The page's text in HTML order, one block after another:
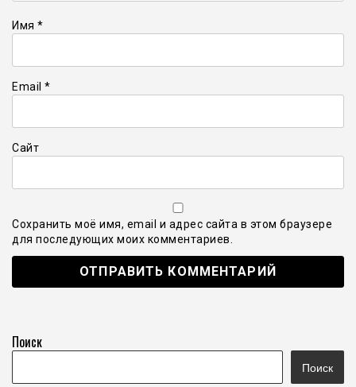
Имя *
Email *
Сайт
Сохранить моё имя, email и адрес сайта в этом браузере
для последующих моих комментариев.
Поиск
Поиск